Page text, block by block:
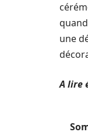
une
A lire